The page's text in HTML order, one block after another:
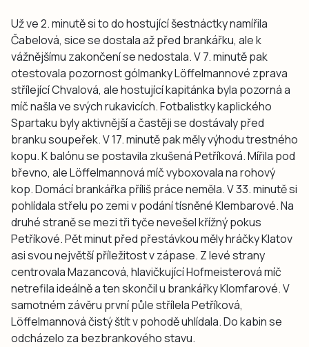
Už ve 2. minutě si to do hostující šestnáctky namířila
Čabelová, sice se dostala až před brankářku, ale k
vážnějšímu zakončení se nedostala. V 7. minutě pak
otestovala pozornost gólmanky Löffelmannové zprava
střílející Chvalová, ale hostující kapitánka byla pozorná a
míč našla ve svých rukavicích. Fotbalistky kaplického
Spartaku byly aktivnější a častěji se dostávaly před
branku soupeřek. V 17. minutě pak měly výhodu trestného
kopu. K balónu se postavila zkušená Petříková. Mířila pod
břevno, ale Löffelmannová míč vyboxovala na rohový
kop. Domácí brankářka příliš práce neměla. V 33. minutě si
pohlídala střelu po zemi v podání tísněné Klembarové. Na
druhé straně se mezi tři tyče nevešel křížný pokus
Petříkové. Pět minut před přestávkou měly hráčky Klatov
asi svou největší příležitost v zápase. Z levé strany
centrovala Mazancová, hlavičkující Hofmeisterová míč
netrefila ideálně a ten skončil u brankářky Klomfarové. V
samotném závěru první půle střílela Petříková,
Löffelmannová čistý štít v pohodě uhlídala. Do kabin se
odcházelo za bezbrankového stavu.